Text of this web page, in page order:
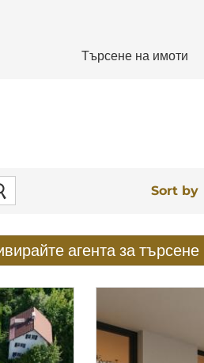
Търсене на имоти
Sort by
агента за търсене